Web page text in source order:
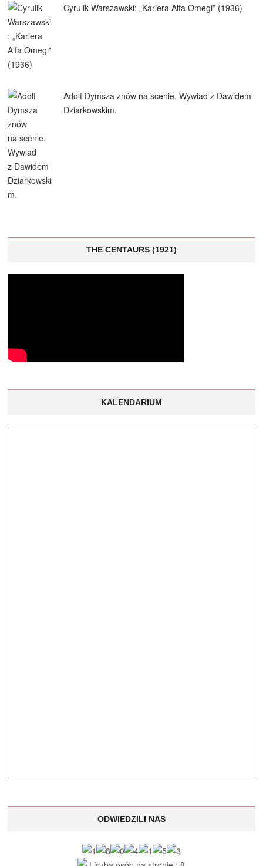
Cyrulik Warszawski: „Kariera Alfa Omegi” (1936)
Adolf Dymsza znów na scenie. Wywiad z Dawidem
Dziarkowskim.
THE CENTAURS (1921)
KALENDARIUM
ODWIEDZILI NAS